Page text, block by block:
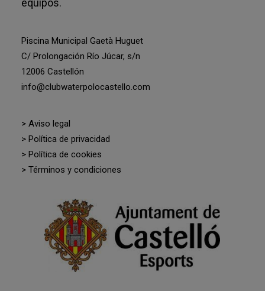
equipos.
Piscina Municipal Gaetà Huguet
C/ Prolongación Río Júcar, s/n
12006 Castellón
info@clubwaterpolocastello.com
> Aviso legal
> Política de privacidad
> Política de cookies
> Términos y condiciones